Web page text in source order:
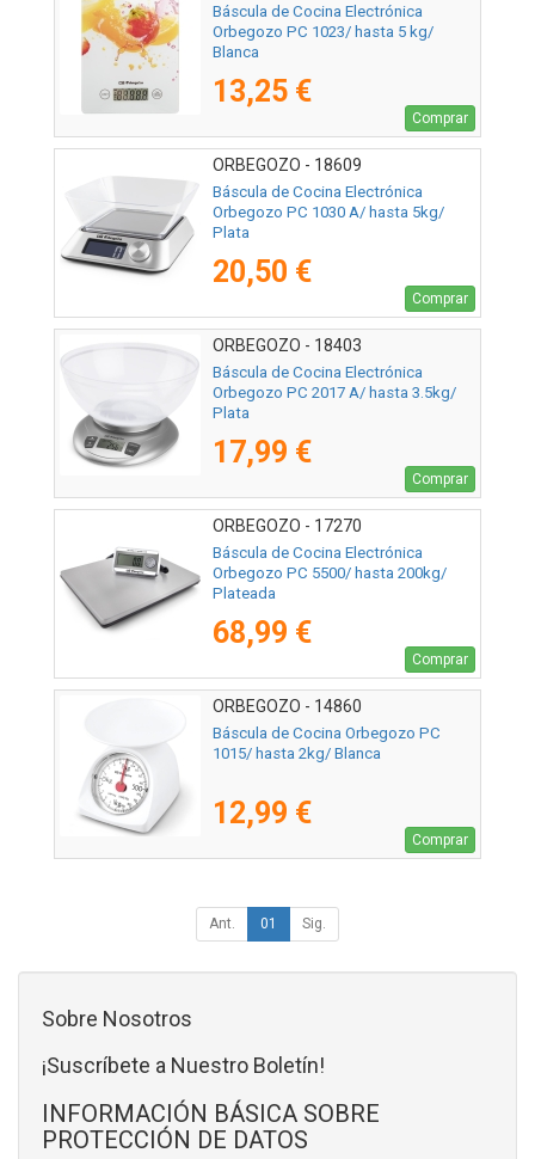
Báscula de Cocina Electrónica
Orbegozo PC 1023/ hasta 5 kg/
Blanca
13,25 €
Comprar
ORBEGOZO - 18609
Báscula de Cocina Electrónica
Orbegozo PC 1030 A/ hasta 5kg/
Plata
20,50 €
Comprar
ORBEGOZO - 18403
Báscula de Cocina Electrónica
Orbegozo PC 2017 A/ hasta 3.5kg/
Plata
17,99 €
Comprar
ORBEGOZO - 17270
Báscula de Cocina Electrónica
Orbegozo PC 5500/ hasta 200kg/
Plateada
68,99 €
Comprar
ORBEGOZO - 14860
Báscula de Cocina Orbegozo PC
1015/ hasta 2kg/ Blanca
12,99 €
Comprar
Ant. 01 Sig.
Sobre Nosotros
¡Suscríbete a Nuestro Boletín!
INFORMACIÓN BÁSICA SOBRE
PROTECCIÓN DE DATOS